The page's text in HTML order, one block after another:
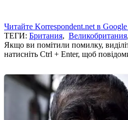
Читайте Korrespondent.net в
ТЕГИ: Британия, Великобритания
Якщо ви помітили помилку,
натисніть Ctrl + Enter, щоб